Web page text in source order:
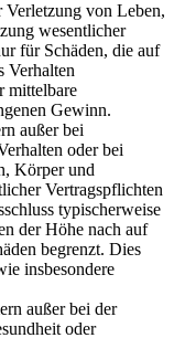
Verletzung von Leben,
wesentlicher
für Schäden, die auf
Verhalten
mittelbare
Gewinn.
außer bei
oder bei
Körper und
Vertragspflichten
typischerweise
der Höhe nach auf
begrenzt. Dies
insbesondere
außer bei der
oder